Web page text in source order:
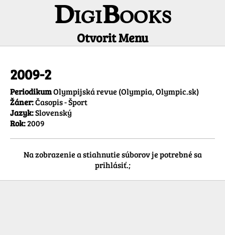
DigiBooks
Otvorit Menu
2009-2
PeriodikumOlympijská revue (Olympia, Olympic.sk)
Žáner:Časopis - Šport
Jazyk:Slovenský
Rok:2009
Na zobrazenie a stiahnutie súborov je potrebné sa
prihlásiť.;